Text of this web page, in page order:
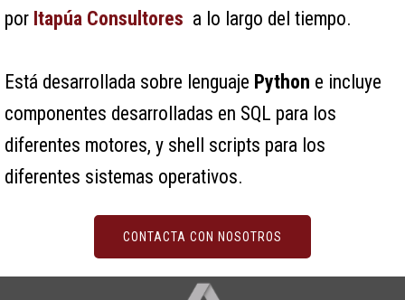
por Itapúa Consultores a lo largo del tiempo.
Está desarrollada sobre lenguaje Python e incluye
componentes desarrolladas en SQL para los
diferentes motores, y shell scripts para los
diferentes sistemas operativos.
CONTACTA CON NOSOTROS